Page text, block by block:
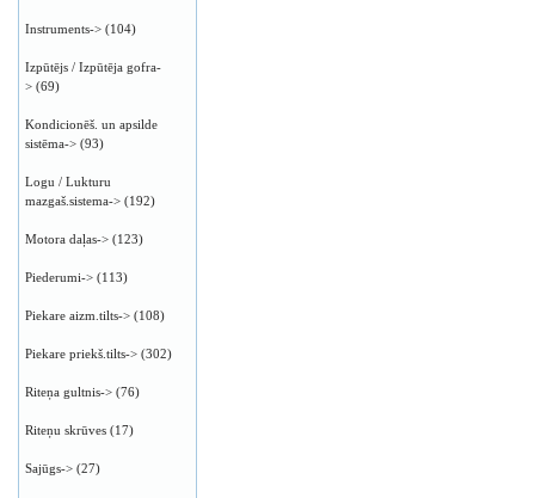
Instruments-> (104)
Izpūtējs / Izpūtēja gofra-
> (69)
Kondicionēš. un apsilde
sistēma-> (93)
Logu / Lukturu
mazgaš.sistema-> (192)
Motora daļas-> (123)
Piederumi-> (113)
Piekare aizm.tilts-> (108)
Piekare priekš.tilts-> (302)
Riteņa gultnis-> (76)
Riteņu skrūves (17)
Sajūgs-> (27)